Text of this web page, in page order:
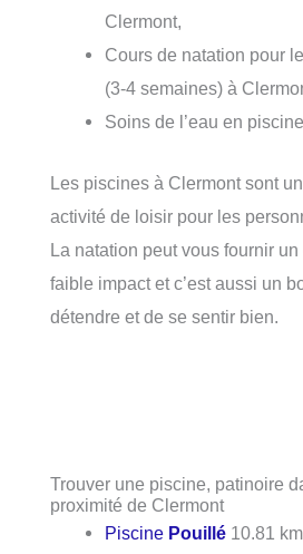
Clermont,
Cours de natation pour
(3-4 semaines) à
Soins de l’eau en
Les piscines à Clermont sont
activité de loisir pour les
La natation peut vous fournir
faible impact et c’est aussi un
détendre et de se sentir bien.
Trouver une piscine, patinoire
proximité de Clermont
Piscine Pouillé 10.81